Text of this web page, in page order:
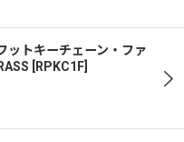
ットキーチェーン・ファ
[RPKC1F]